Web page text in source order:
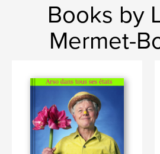
Books by
Mermet-